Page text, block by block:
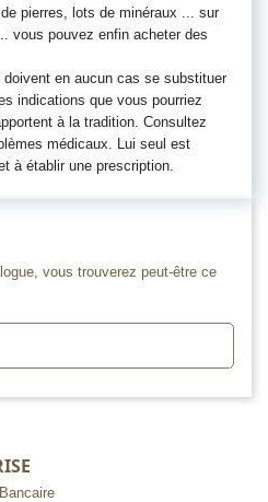
pierres, lots de minéraux ... sur
vous pouvez enfin acheter des
en aucun cas se substituer
indications que vous pourriez
à la tradition. Consultez
médicaux. Lui seul est
à établir une prescription.
vous trouverez peut-être ce